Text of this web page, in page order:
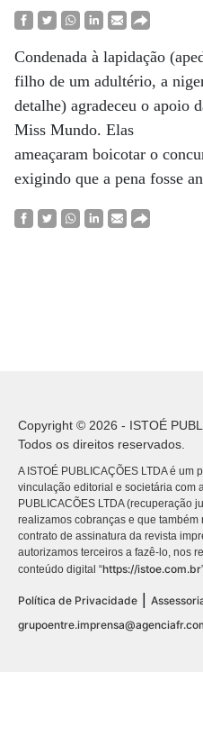
Condenada à lapidação
filho de um adultério, a
detalhe) agradeceu o apoio
Miss Mundo. Elas
ameaçaram boicotar o
exigindo que a pena fosse
Copyright © 2026 - ISTOÉ
Todos os direitos reservados.
A ISTOÉ PUBLICAÇÕES LTDA é
vinculação editorial e societária com
PUBLICACÕES LTDA (recuperação
realizamos cobranças e que
contrato de assinatura da revista
autorizamos terceiros a fazê-lo, nos
conteúdo digital “https://istoe.com.br
Política de Privacidade